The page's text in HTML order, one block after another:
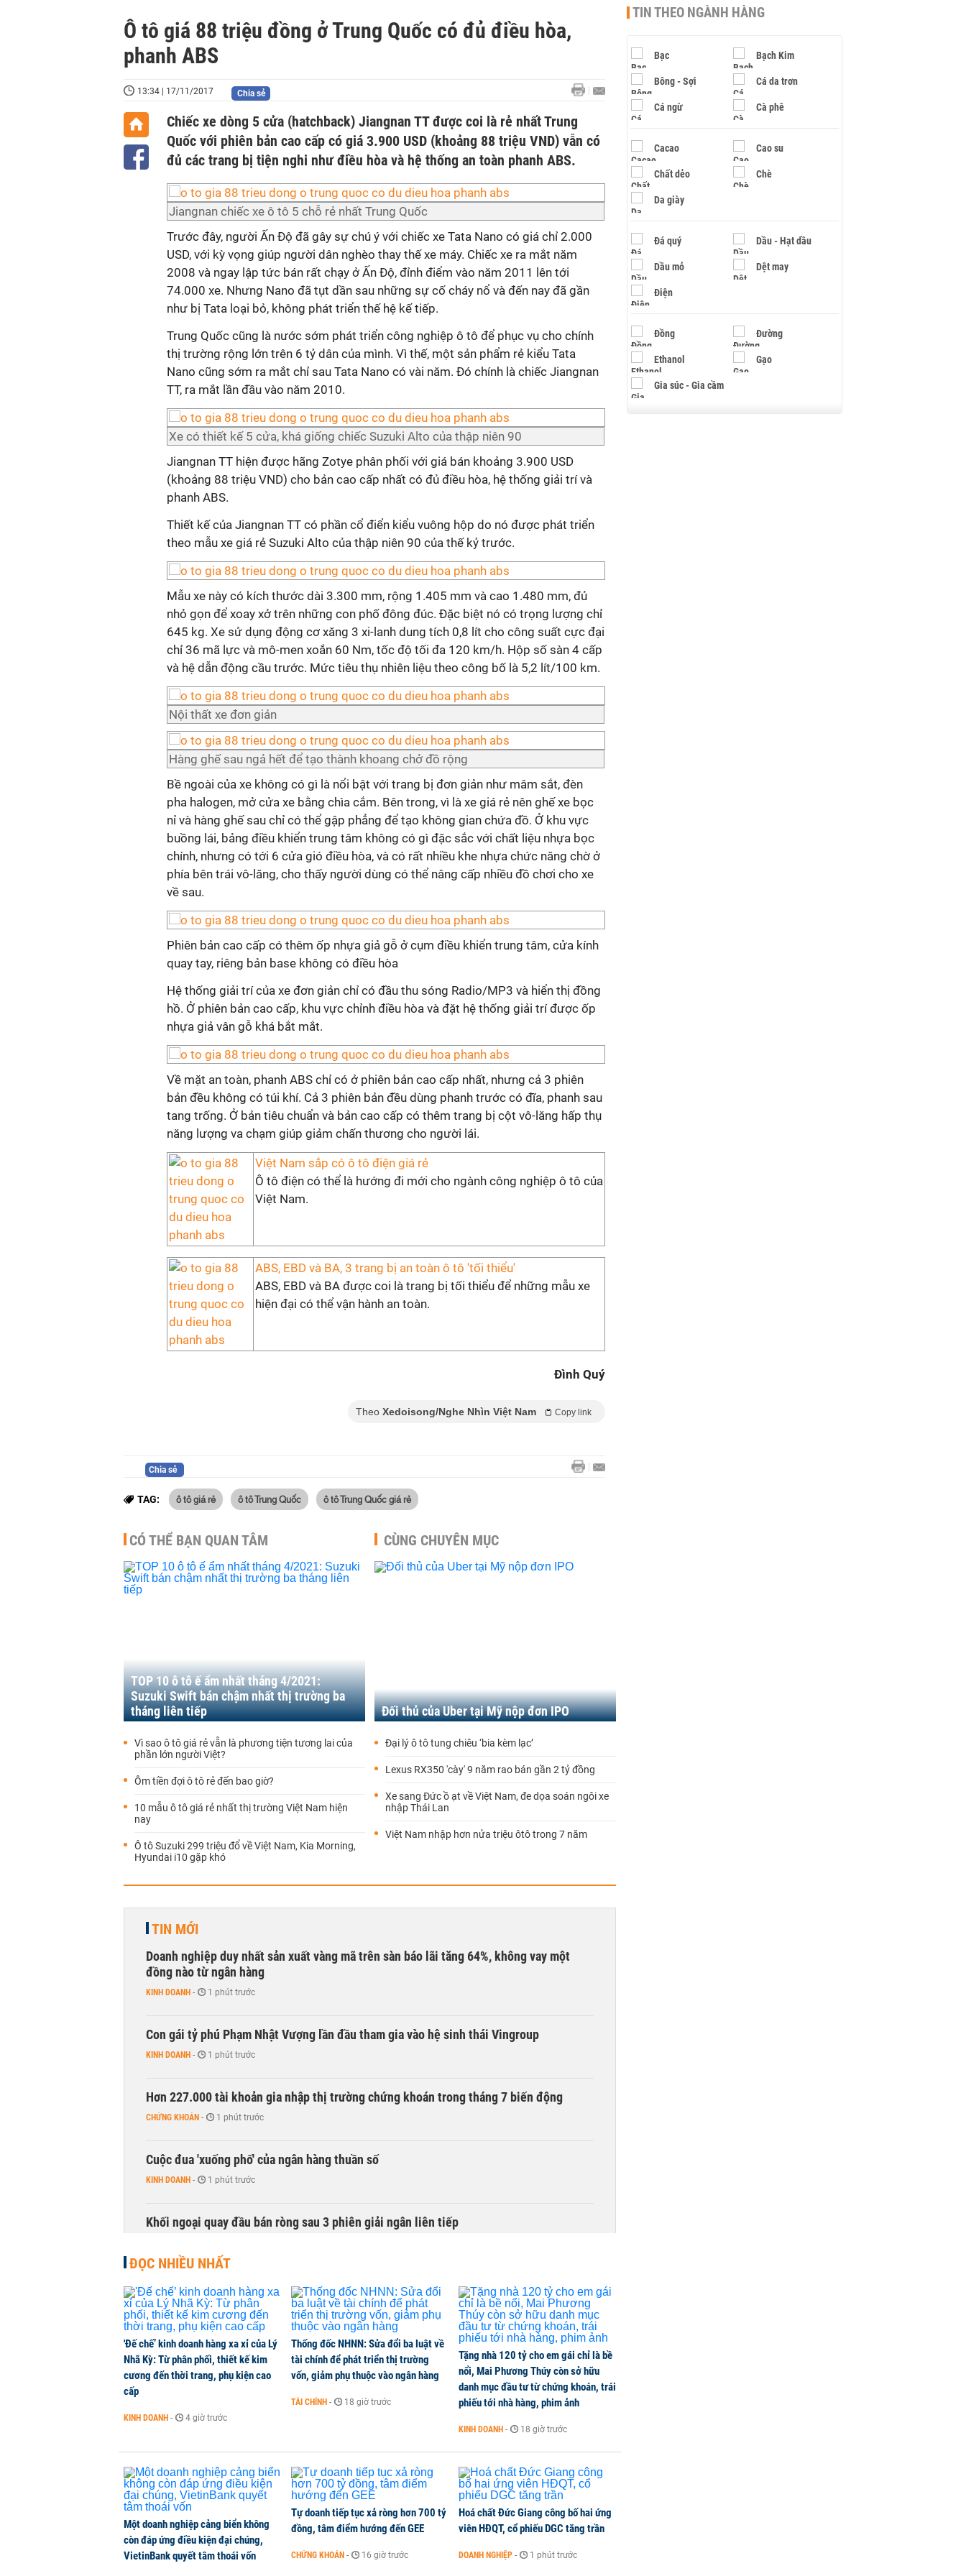
Ô tô giá 88 triệu đồng ở Trung Quốc có đủ điều hòa,
phanh ABS
13:34 | 17/11/2017 Chia sẻ
Chiếc xe dòng 5 cửa (hatchback) Jiangnan TT được coi là rẻ nhất Trung
Quốc với phiên bản cao cấp có giá 3.900 USD (khoảng 88 triệu VND) vẫn có
đủ các trang bị tiện nghi như điều hòa và hệ thống an toàn phanh ABS.
Jiangnan chiếc xe ô tô 5 chỗ rẻ nhất Trung Quốc
Trước đây, người Ấn Độ đã gây sự chú ý với chiếc xe Tata Nano có giá chỉ 2.000
USD, với kỳ vọng giúp người dân nghèo thay thế xe máy. Chiếc xe ra mắt năm
2008 và ngay lập tức bán rất chạy ở Ấn Độ, đỉnh điểm vào năm 2011 lên tới
74.000 xe. Nhưng Nano đã tụt dần sau những sự cố cháy nổ và đến nay đã gần
như bị Tata loại bỏ, không phát triển thế hệ kế tiếp.
Trung Quốc cũng là nước sớm phát triển công nghiệp ô tô để phục vụ cho chính
thị trường rộng lớn trên 6 tỷ dân của mình. Vì thế, một sản phẩm rẻ kiểu Tata
Nano cũng sớm ra mắt chỉ sau Tata Nano có vài năm. Đó chính là chiếc Jiangnan
TT, ra mắt lần đầu vào năm 2010.
Xe có thiết kế 5 cửa, khá giống chiếc Suzuki Alto của thập niên 90
Jiangnan TT hiện được hãng Zotye phân phối với giá bán khoảng 3.900 USD
(khoảng 88 triệu VND) cho bản cao cấp nhất có đủ điều hòa, hệ thống giải trí và
phanh ABS.
Thiết kế của Jiangnan TT có phần cổ điển kiểu vuông hộp do nó được phát triển
theo mẫu xe giá rẻ Suzuki Alto của thập niên 90 của thế kỷ trước.
Mẫu xe này có kích thước dài 3.300 mm, rộng 1.405 mm và cao 1.480 mm, đủ
nhỏ gọn để xoay xở trên những con phố đông đúc. Đặc biệt nó có trọng lượng chỉ
645 kg. Xe sử dụng động cơ xăng 3 xi-lanh dung tích 0,8 lít cho công suất cực đại
chỉ 36 mã lực và mô-men xoắn 60 Nm, tốc độ tối đa 120 km/h. Hộp số sàn 4 cấp
và hệ dẫn động cầu trước. Mức tiêu thụ nhiên liệu theo công bố là 5,2 lít/100 km.
Nội thất xe đơn giản
Hàng ghế sau ngả hết để tạo thành khoang chở đồ rộng
Bề ngoài của xe không có gì là nổi bật với trang bị đơn giản như mâm sắt, đèn
pha halogen, mở cửa xe bằng chìa cắm. Bên trong, vì là xe giá rẻ nên ghế xe bọc
nỉ và hàng ghế sau chỉ có thể gập phẳng để tạo không gian chứa đồ. Ở khu vực
buồng lái, bảng điều khiển trung tâm không có gì đặc sắc với chất liệu nhựa bọc
chính, nhưng có tới 6 cửa gió điều hòa, và có rất nhiều khe nhựa chức năng chờ ở
phía bên trái vô-lăng, cho thấy người dùng có thể nâng cấp nhiều đồ chơi cho xe
về sau.
Phiên bản cao cấp có thêm ốp nhựa giả gỗ ở cụm điều khiển trung tâm, cửa kính
quay tay, riêng bản base không có điều hòa
Hệ thống giải trí của xe đơn giản chỉ có đầu thu sóng Radio/MP3 và hiển thị đồng
hồ. Ở phiên bản cao cấp, khu vực chỉnh điều hòa và đặt hệ thống giải trí được ốp
nhựa giả vân gỗ khá bắt mắt.
Về mặt an toàn, phanh ABS chỉ có ở phiên bản cao cấp nhất, nhưng cả 3 phiên
bản đều không có túi khí. Cả 3 phiên bản đều dùng phanh trước có đĩa, phanh sau
tang trống. Ở bản tiêu chuẩn và bản cao cấp có thêm trang bị cột vô-lăng hấp thụ
năng lượng va chạm giúp giảm chấn thương cho người lái.
Việt Nam sắp có ô tô điện giá rẻ
Ô tô điện có thể là hướng đi mới cho ngành công nghiệp ô tô của
Việt Nam.
ABS, EBD và BA, 3 trang bị an toàn ô tô 'tối thiểu'
ABS, EBD và BA được coi là trang bị tối thiểu để những mẫu xe
hiện đại có thể vận hành an toàn.
Đình Quý
Theo Xedoisong/Nghe Nhìn Việt Nam Copy link
Chia sẻ
TAG: ô tô giá rẻ ô tô Trung Quốc ô tô Trung Quốc giá rẻ
CÓ THỂ BẠN QUAN TÂM
TOP 10 ô tô ế ẩm nhất tháng 4/2021:
Suzuki Swift bán chậm nhất thị trường ba
tháng liên tiếp
Vì sao ô tô giá rẻ vẫn là phương tiện tương lai của
phần lớn người Việt?
Ôm tiền đợi ô tô rẻ đến bao giờ?
10 mẫu ô tô giá rẻ nhất thị trường Việt Nam hiện
nay
Ô tô Suzuki 299 triệu đổ về Việt Nam, Kia Morning,
Hyundai i10 gặp khó
CÙNG CHUYÊN MỤC
Đối thủ của Uber tại Mỹ nộp đơn IPO
Đại lý ô tô tung chiêu ‘bia kèm lạc’
Lexus RX350 'cày' 9 năm rao bán gần 2 tỷ đồng
Xe sang Đức ồ ạt về Việt Nam, đe dọa soán ngôi xe
nhập Thái Lan
Việt Nam nhập hơn nửa triệu ôtô trong 7 năm
TIN MỚI
Doanh nghiệp duy nhất sản xuất vàng mã trên sàn báo lãi tăng 64%, không vay một
đồng nào từ ngân hàng
KINH DOANH - 1 phút trước
Con gái tỷ phú Phạm Nhật Vượng lần đầu tham gia vào hệ sinh thái Vingroup
KINH DOANH - 1 phút trước
Hơn 227.000 tài khoản gia nhập thị trường chứng khoán trong tháng 7 biến động
CHỨNG KHOÁN - 1 phút trước
Cuộc đua 'xuống phố' của ngân hàng thuần số
KINH DOANH - 1 phút trước
Khối ngoại quay đầu bán ròng sau 3 phiên giải ngân liên tiếp
Đề xuất dự án bất động sản đang thế chấp ngân hàng vẫn được chuyển nhượng
NHÀ ĐẤT - 1 phút trước
Thị trường thường ‘phất lên’ trong tháng 8, nhóm ngành nào có tiềm năng dẫn sóng?
CHỨNG KHOÁN
Giá xăng dầu đồng loạt giảm hơn 1.000 đồng/lít từ chiều 6/8
ĐỌC NHIỀU NHẤT
'Đế chế’ kinh doanh hàng xa xỉ của Lý
Nhã Kỳ: Từ phân phối, thiết kế kim
cương đến thời trang, phụ kiện cao
cấp
KINH DOANH - 4 giờ trước
Thống đốc NHNN: Sửa đổi ba luật về
tài chính để phát triển thị trường
vốn, giảm phụ thuộc vào ngân hàng
TÀI CHÍNH - 18 giờ trước
Tặng nhà 120 tỷ cho em gái chỉ là bề
nổi, Mai Phương Thúy còn sở hữu
danh mục đầu tư từ chứng khoán, trái
phiếu tới nhà hàng, phim ảnh
KINH DOANH - 18 giờ trước
Một doanh nghiệp cảng biển không
còn đáp ứng điều kiện đại chúng,
VietinBank quyết tâm thoái vốn
Tự doanh tiếp tục xả ròng hơn 700 tỷ
đồng, tâm điểm hướng đến GEE
CHỨNG KHOÁN - 16 giờ trước
Hoá chất Đức Giang công bố hai ứng
viên HĐQT, cổ phiếu DGC tăng trần
DOANH NGHIỆP - 1 phút trước
TIN THEO NGÀNH HÀNG
Bạc Bạch Kim
Bông - Sợi Cá da trơn
Cá ngừ Cà phê
Cacao Cao su
Chất dẻo Chè
Da giày
Đá quý Dầu - Hạt dầu
Dầu mỏ Dệt may
Điện
Đồng Đường
Ethanol Gạo
Gia súc - Gia cầm